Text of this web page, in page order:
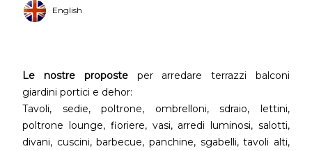
English
Le nostre proposteper arredare terrazzi balconi
giardini portici e dehor:
Tavoli, sedie, poltrone, ombrelloni, sdraio, lettini,
poltrone lounge, fioriere, vasi, arredi luminosi, salotti,
divani, cuscini, barbecue, panchine, sgabelli, tavoli alti,